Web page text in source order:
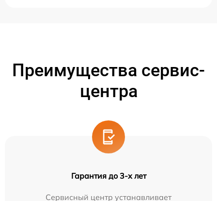
Преимущества сервис-
центра
Гарантия до 3-х лет
Сервисный центр устанавливает